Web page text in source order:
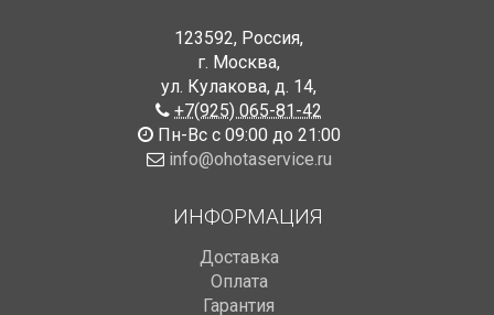
123592, Россия,
г. Москва,
ул. Кулакова, д. 14,
+7(925) 065-81-42
Пн-Вс с 09:00 до 21:00
info@ohotaservice.ru
ИНФОРМАЦИЯ
Доставка
Оплата
Гарантия